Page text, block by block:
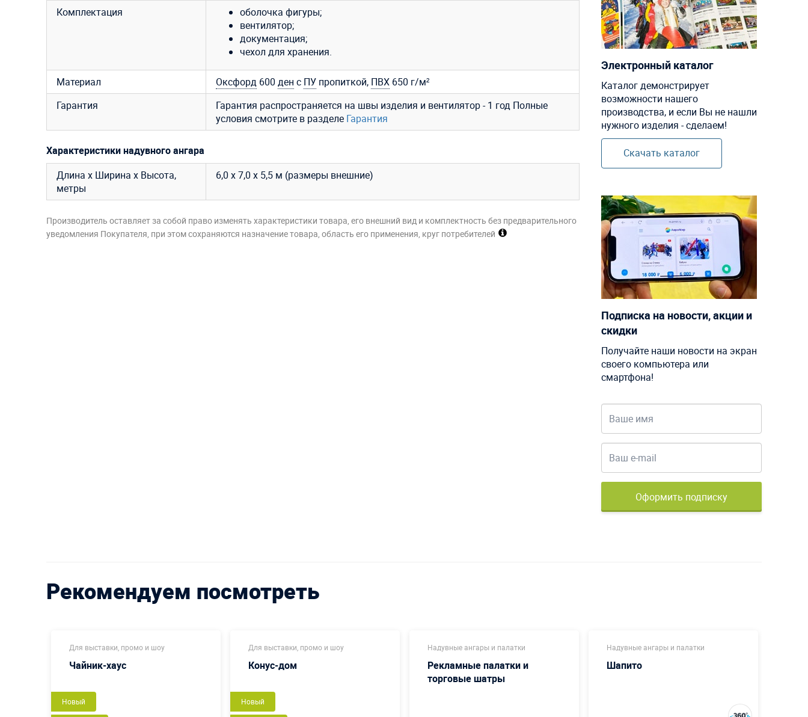
Комплектация
оболочка фигуры;
вентилятор;
документация;
чехол для хранения.
Материал Оксфорд 600 ден с ПУ пропиткой, ПВХ 650 г/м²
Гарантия
Гарантия распространяется на швы изделия и вентилятор - 1 год Полные
условия смотрите в разделе Гарантия
Характеристики надувного ангара
Длина х Ширина х Высота,
метры
6,0 х 7,0 х 5,5 м (размеры внешние)
Производитель оставляет за собой право изменять характеристики товара, его внешний вид и комплектность без предварительного
уведомления Покупателя, при этом сохраняются назначение товара, область его применения, круг потребителей
Электронный каталог
Каталог демонстрирует
возможности нашего
производства, и если Вы не нашли
нужного изделия - сделаем!
Скачать каталог
Подписка на новости, акции и
скидки
Получайте наши новости на экран
своего компьютера или
смартфона!
Оформить подписку
Рекомендуем посмотреть
Для выставки, промо и шоу
Чайник-хаус
Новый
Для выставки, промо и шоу
Конус-дом
Новый
Надувные ангары и палатки
Рекламные палатки и
торговые шатры
Надувные ангары и палатки
Шапито